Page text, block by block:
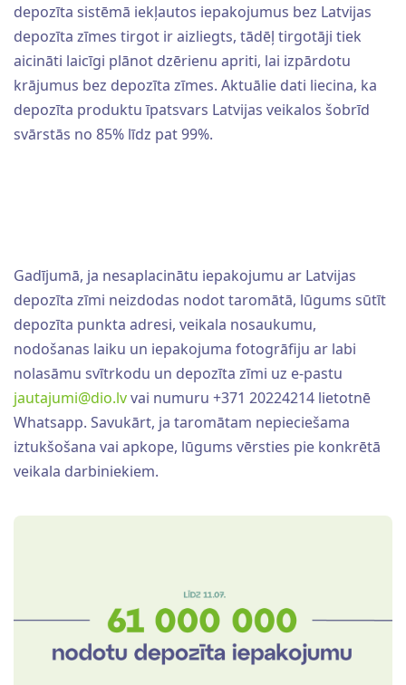
depozīta sistēmā iekļautos iepakojumus bez Latvijas
depozīta zīmes tirgot ir aizliegts, tādēļ tirgotāji tiek
aicināti laicīgi plānot dzērienu apriti, lai izpārdotu
krājumus bez depozīta zīmes. Aktuālie dati liecina, ka
depozīta produktu īpatsvars Latvijas veikalos šobrīd
svārstās no 85% līdz pat 99%.
Gadījumā, ja nesaplacinātu iepakojumu ar Latvijas
depozīta zīmi neizdodas nodot taromātā, lūgums sūtīt
depozīta punkta adresi, veikala nosaukumu,
nodošanas laiku un iepakojuma fotogrāfiju ar labi
nolasāmu svītrkodu un depozīta zīmi uz e-pastu
jautajumi@dio.lvvai numuru +371 20224214 lietotnē
Whatsapp. Savukārt, ja taromātam nepieciešama
iztukšošana vai apkope, lūgums vērsties pie konkrētā
veikala darbiniekiem.